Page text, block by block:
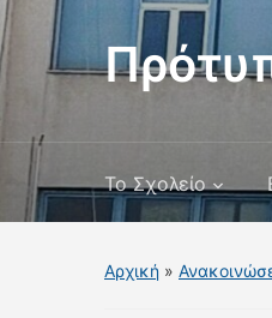
Το Σχολείο
Αρχική »